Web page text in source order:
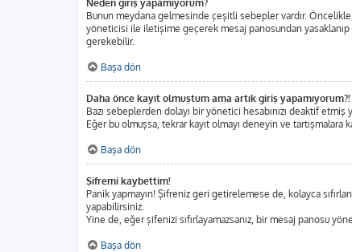
Neden giriş yapamıyorum?
Bunun meydana gelmesinde çeşitli sebepler vardır.
yöneticisi ile iletişime geçerek mesaj panosundan yasaklanıp
gerekebilir.
Başa dön
Daha önce kayıt olmuştum ama artık giriş yapamıyorum?!
Bazı sebeplerden dolayı bir yönetici hesabınızı deaktif
Eğer bu olmuşsa, tekrar kayıt olmayı deneyin ve tartışmalara
Başa dön
Şifremi kaybettim!
Panik yapmayın! Şifreniz geri getirelemese de, kolayca
yapabilirsiniz.
Yine de, eğer şifenizi sıfırlayamazsanız, bir mesaj panosu
Başa dön